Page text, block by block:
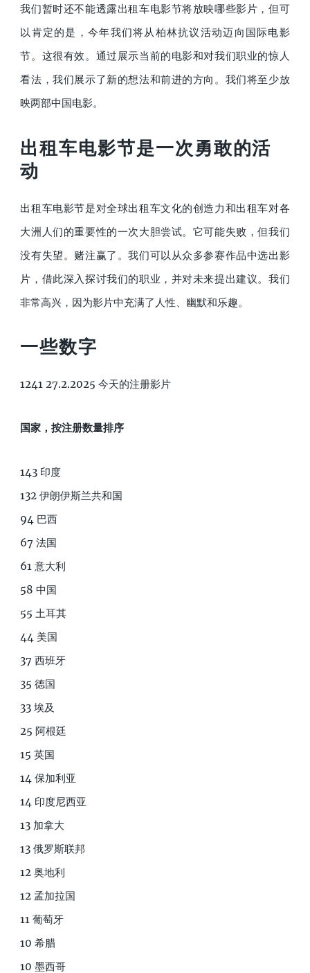
我们暂时还不能透露出租车电影节将放映哪些影片，但可
以肯定的是，今年我们将从柏林抗议活动迈向国际电影
节。这很有效。通过展示当前的电影和对我们职业的惊人
看法，我们展示了新的想法和前进的方向。我们将至少放
映两部中国电影。
出租车电影节是一次勇敢的活
动
出租车电影节是对全球出租车文化的创造力和出租车对各
大洲人们的重要性的一次大胆尝试。它可能失败，但我们
没有失望。赌注赢了。我们可以从众多参赛作品中选出影
片，借此深入探讨我们的职业，并对未来提出建议。我们
非常高兴，因为影片中充满了人性、幽默和乐趣。
一些数字
1241 27.2.2025 今天的注册影片
国家，按注册数量排序
143 印度
132 伊朗伊斯兰共和国
94 巴西
67 法国
61 意大利
58 中国
55 土耳其
44 美国
37 西班牙
35 德国
33 埃及
25 阿根廷
15 英国
14 保加利亚
14 印度尼西亚
13 加拿大
13 俄罗斯联邦
12 奥地利
12 孟加拉国
11 葡萄牙
10 希腊
10 墨西哥